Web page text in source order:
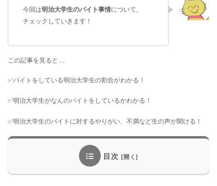
今回は明治大学生のバイト事情について、
チェックしていきます！
この記事を見ると…
✅バイトをしている明治大学生の割合がわかる！
✅明治大学生がなんのバイトをしているかわかる！
✅明治大学生のバイトに対するやりがい、不満など生の声が聞ける！
目次